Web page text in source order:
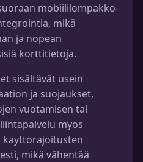
mobiililompakko-
mikä
ja nopean
korttitietoja.
sisältävät usein
ja suojaukset,
vuotamisen tai
myös
käyttörajoitusten
mikä vähentää